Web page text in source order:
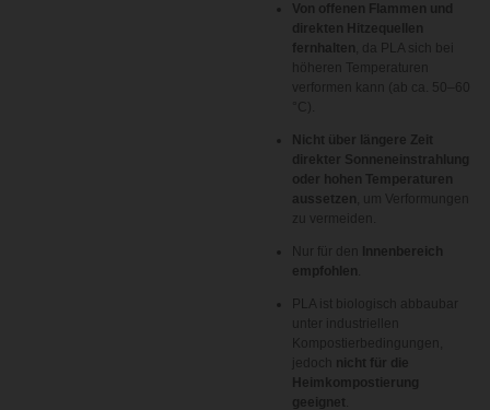
Von offenen Flammen und
direkten Hitzequellen
fernhalten , da PLA sich bei
höheren Temperaturen
verformen kann (ab ca. 50–60
Nicht über längere Zeit
direkter Sonneneinstrahlung
oder hohen Temperaturen
aussetzen , um Verformungen
zu vermeiden.
Nur für den
Innenbereich
empfohlen
PLA ist biologisch abbaubar
unter industriellen
Kompostierbedingungen,
jedoch nicht für die
Heimkompostierung
geeignet